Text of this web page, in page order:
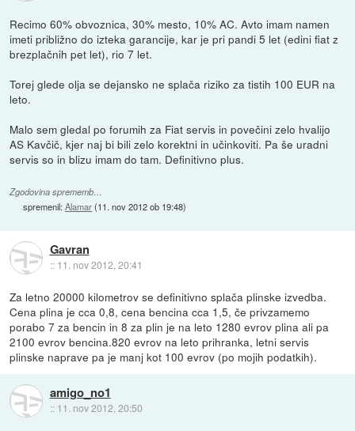
Recimo 60% obvoznica, 30% mesto, 10% AC. Avto imam namen
imeti približno do izteka garancije, kar je pri pandi 5 let (edini fiat z
brezplačnih pet let), rio 7 let.
Torej glede olja se dejansko ne splača riziko za tistih 100 EUR na
leto.
Malo sem gledal po forumih za Fiat servis in povečini zelo hvalijo
AS Kavčič, kjer naj bi bili zelo korektni in učinkoviti. Pa še uradni
servis so in blizu imam do tam. Definitivno plus.
Zgodovina sprememb…
spremenil:Alamar(11. nov 2012 ob 19:48)
Gavran
:: 11. nov 2012, 20:41
Za letno 20000 kilometrov se definitivno splača plinske izvedba.
Cena plina je cca 0,8, cena bencina cca 1,5, če privzamemo
porabo 7 za bencin in 8 za plin je na leto 1280 evrov plina ali pa
2100 evrov bencina.820 evrov na leto prihranka, letni servis
plinske naprave pa je manj kot 100 evrov (po mojih podatkih).
amigo_no1
:: 11. nov 2012, 20:50